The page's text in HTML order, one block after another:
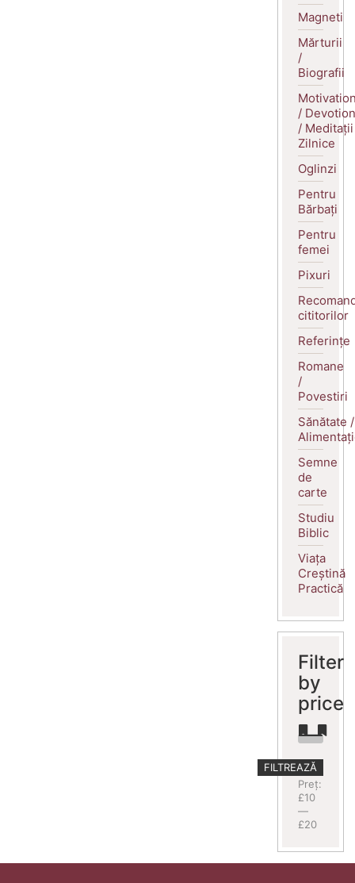
Magneti
Mărturii
/
Biografii
/
/ Meditații
Zilnice
Oglinzi
Pentru
Bărbați
Pentru
femei
Pixuri
cititorilor
Referințe
Romane
/
Povestiri
Sănătate /
Semne
de
carte
Studiu
Biblic
Viața
Creștină
Practică
Filter
by
price
Preț
minim
Preț
maxim
FILTREAZĂ
Preț:
£10
—
£20